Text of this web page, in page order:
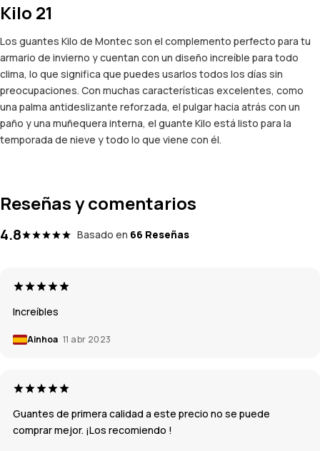
Kilo 21
Los guantes Kilo de Montec son el complemento perfecto para tu
armario de invierno y cuentan con un diseño increíble para todo
clima, lo que significa que puedes usarlos todos los días sin
preocupaciones. Con muchas características excelentes, como
una palma antideslizante reforzada, el pulgar hacia atrás con un
paño y una muñequera interna, el guante Kilo está listo para la
temporada de nieve y todo lo que viene con él.
Reseñas y comentarios
4.8 Basado en 66 Reseñas
Increíbles
Ainhoa 11 abr 2023
Guantes de primera calidad a este precio no se puede
comprar mejor. ¡Los recomiendo !